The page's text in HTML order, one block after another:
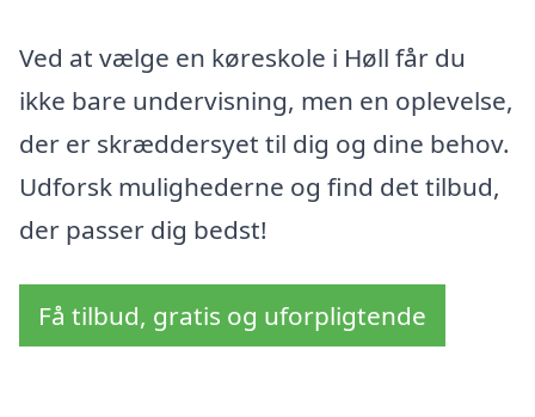
Ved at vælge en køreskole i Høll får du
ikke bare undervisning, men en oplevelse,
der er skræddersyet til dig og dine behov.
Udforsk mulighederne og find det tilbud,
der passer dig bedst!
Få tilbud, gratis og uforpligtende